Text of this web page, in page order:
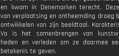
en kwam in Denemarken terecht.
van verplaatsing en ontheemding droeg
ontwikkelen van zijn beeldtaal.
Vo is het samenbrengen van
heden en verleden om ze daarmee
betekenis te geven.